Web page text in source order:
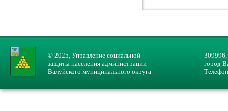
© 2025, Управление социальной
защиты населения администрации
Валуйского муниципального округа
309996,
город